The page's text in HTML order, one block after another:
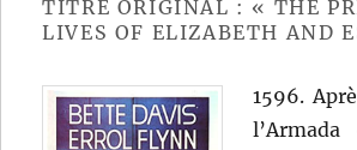
TITRE ORIGINAL : « THE
LIVES OF ELIZABETH AND
1596.